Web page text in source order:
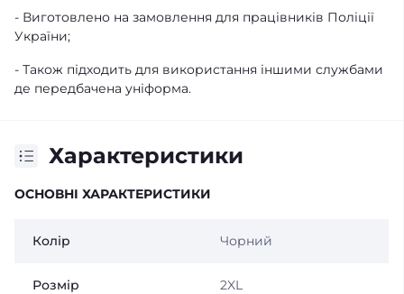
- Виготовлено на замовлення для працівників Поліції
України;
- Також підходить для використання іншими службами
де передбачена уніформа.
Характеристики
ОСНОВНІ ХАРАКТЕРИСТИКИ
Колір Чорний
Розмір 2XL